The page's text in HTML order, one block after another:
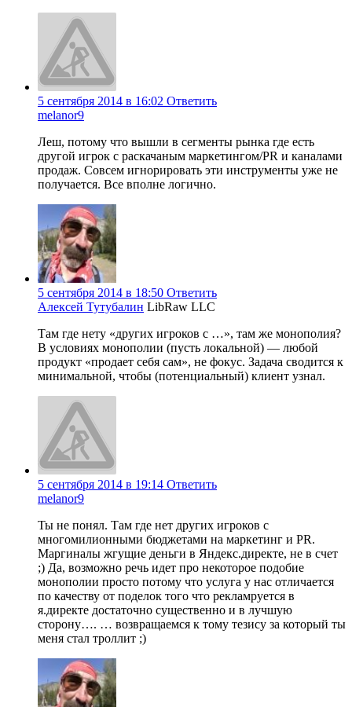
5 сентября 2014 в 16:02 Ответить
melanor9
Леш, потому что вышли в сегменты рынка где есть
другой игрок с раскачаным маркетингом/PR и каналами
продаж. Совсем игнорировать эти инструменты уже не
получается. Все вполне логично.
5 сентября 2014 в 18:50 Ответить
Алексей Тутубалин LibRaw LLC
Там где нету «других игроков с …», там же монополия?
В условиях монополии (пусть локальной) — любой
продукт «продает себя сам», не фокус. Задача сводится к
минимальной, чтобы (потенциальный) клиент узнал.
5 сентября 2014 в 19:14 Ответить
melanor9
Ты не понял. Там где нет других игроков с
многомилионными бюджетами на маркетинг и PR.
Маргиналы жгущие деньги в Яндекс.директе, не в счет
;) Да, возможно речь идет про некоторое подобие
монополии просто потому что услуга у нас отличается
по качеству от поделок того что рекламруется в
я.директе достаточно существенно и в лучшую
сторону…. … возвращаемся к тому тезису за который ты
меня стал троллит ;)